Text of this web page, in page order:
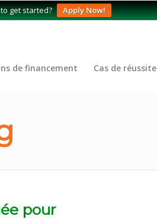
get started? Apply Now!
de financement Cas de réussite
pour